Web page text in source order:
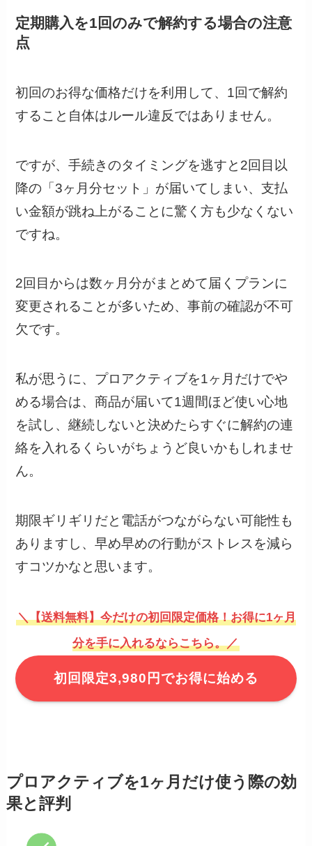
定期購入を1回のみで解約する場合の注意
点
初回のお得な価格だけを利用して、1回で解約
すること自体はルール違反ではありません。
ですが、手続きのタイミングを逃すと2回目以
降の「3ヶ月分セット」が届いてしまい、支払
い金額が跳ね上がることに驚く方も少なくない
ですね。
2回目からは数ヶ月分がまとめて届くプランに
変更されることが多いため、事前の確認が不可
欠です。
私が思うに、プロアクティブを1ヶ月だけでや
める場合は、商品が届いて1週間ほど使い心地
を試し、継続しないと決めたらすぐに解約の連
絡を入れるくらいがちょうど良いかもしれませ
ん。
期限ギリギリだと電話がつながらない可能性も
ありますし、早め早めの行動がストレスを減ら
すコツかなと思います。
＼【送料無料】今だけの初回限定価格！お得に1ヶ月
分を手に入れるならこちら。／
初回限定3,980円でお得に始める
プロアクティブを1ヶ月だけ使う際の効
果と評判